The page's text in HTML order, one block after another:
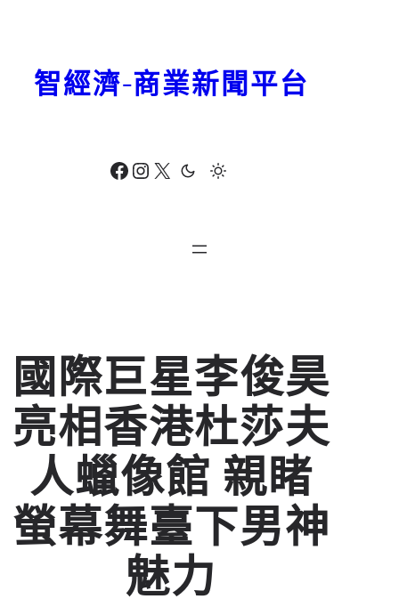
Facebook Instagram X
智經濟-商業新聞平台
國際巨星李俊昊
亮相香港杜莎夫
人蠟像館 親睹
螢幕舞臺下男神
魅力